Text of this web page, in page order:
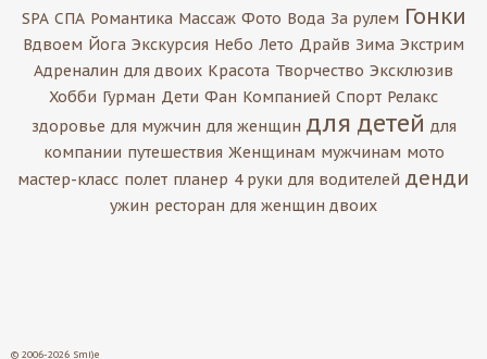
SPA СПА Романтика Массаж Фото Вода За рулем Гонки
Вдвоем Йога Экскурсия Небо Лето Драйв Зима Экстрим
Адреналин для двоих Красота Творчество Эксклюзив
Хобби Гурман Дети Фан Компанией Спорт Релакс
здоровье для мужчин для женщин для детей для
компании путешествия Женщинам мужчинам мото
мастер-класс полет планер 4 руки для водителей денди
ужин ресторан для женщин двоих
© 2006-2026 Smi)e